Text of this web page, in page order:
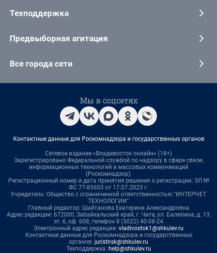
Техподдержка
Предвыборная агитация
Все города сети
Мы в соцсетях
Контактные данные для Роскомнадзора и государственных органов
Сетевое издание «Владивосток онлайн» (18+)
Зарегистрировано Федеральной службой по надзору в сфере связи,
информационных технологий и массовых коммуникаций
(Роскомнадзор).
Регистрационный номер и дата принятия решения о регистрации: ЭЛ №
ФС 77-85603 от 17.07.2023 г.
Учредитель: Общество с ограниченной ответственностью "ИНТЕРНЕТ
ТЕХНОЛОГИИ"
Главный редактор: Шайтанова Екатерина Александровна
Адрес редакции: 672000, Забайкальский край, г. Чита, ул. Балябина, д. 13,
эт. 6, оф. 608, телефон 8 (3022) 40-08-24
Электронный адрес редакции: vladivostok1@shkulev.ru
Контактные данные для Роскомнадзора и государственных
органов: juristnsk@shkulev.ru
Техподдержка: help@shkulev.ru